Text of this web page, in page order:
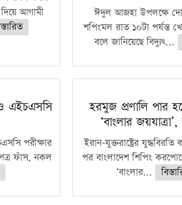
দিয়ে আগামী
ঈদুল আজহা উপলক্ষে
শপিংমল রাত ১০টা পর্যন্ত
বলে জানিয়েছে বিদ্যুৎ...
এইচএসসি
পরীক্ষার
ফাঁস, নকল
হরমুজ প্রণালি পার
‘বাংলার
ইরান-যুক্তরাষ্ট্রের
পর বাংলাদেশ শিপিং
‘বাংলার...